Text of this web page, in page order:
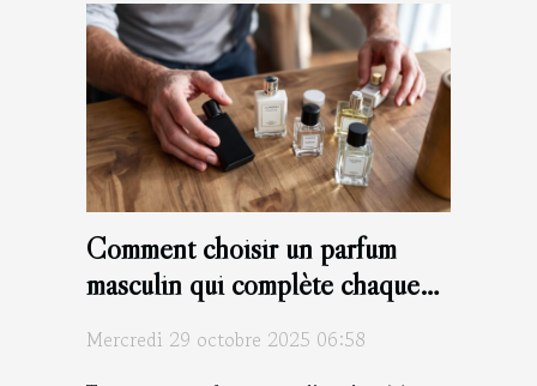
Comment choisir un parfum
masculin qui complète chaque
Mercredi 29 octobre 2025 06:58